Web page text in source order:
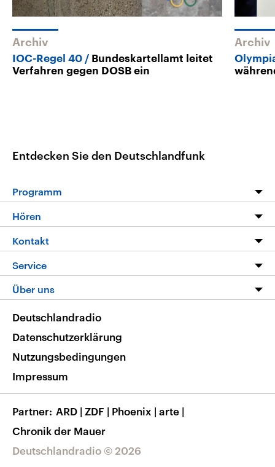
Archiv
IOC-Regel 40
Bundeskartellamt leitet
Verfahren gegen DOSB ein
Archiv
Entdecken Sie den Deutschlandfunk
Programm
Die Nachrichten
Nachrichtenleicht
Neue Beiträge auf dlf.de
Hören
Livestream
Podcasts
Deutschlandfunk App
Nachrichten App
Frequenzen
Kontakt
Service
FAQ
Veranstaltungen
Musikliste
RSS
Über uns
Barrierefreiheit
Deutschlandradio © 2026
Deutschlandradio
Datenschutzerklärung
Nutzungsbedingungen
Impressum
Partner ARD | ZDF | Phoenix | arte |
Chronik der Mauer